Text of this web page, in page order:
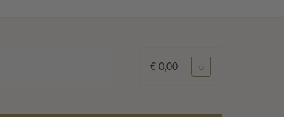
€0,00 0